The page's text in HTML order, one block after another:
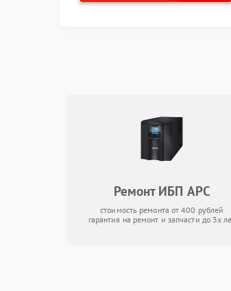
Ремонт ИБП APC
стоимость ремонта от 400 рублей
гарантия на ремонт и запчасти до 3х